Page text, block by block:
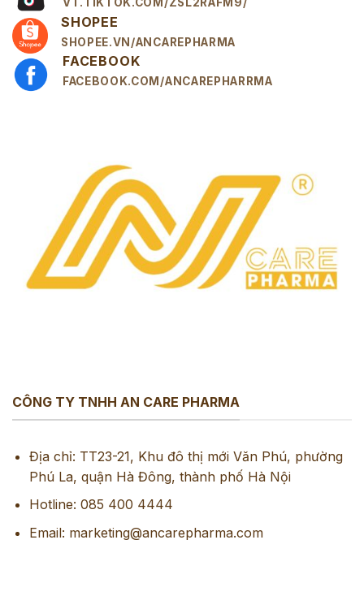
SHOPEE
SHOPEE.VN/ANCAREPHARMA
FACEBOOK
FACEBOOK.COM/ANCAREPHARRMA
CÔNG TY TNHH AN CARE PHARMA
Địa chỉ: TT23-21, Khu đô thị mới Văn Phú, phường
Phú La, quận Hà Đông, thành phố Hà Nội
Hotline: 085 400 4444
Email: marketing@ancarepharma.com